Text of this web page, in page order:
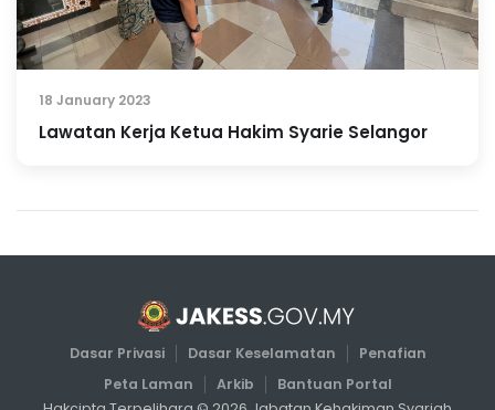
18 January 2023
Lawatan Kerja Ketua Hakim Syarie Selangor
Dasar Privasi Dasar Keselamatan
Penafian
Peta Laman
Arkib
Bantuan Portal